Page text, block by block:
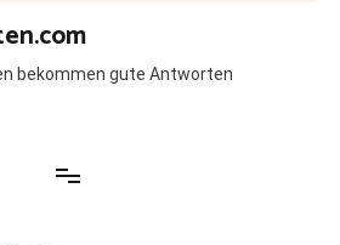
bekommen gute Antworten